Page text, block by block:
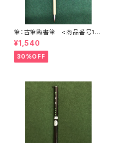
筆：古筆臨書筆 <商品番号17
47>
¥1,540
30%OFF